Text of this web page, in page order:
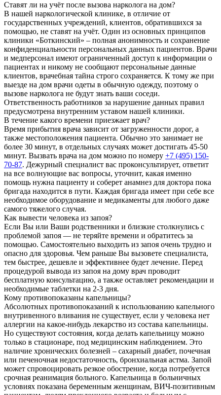
Ставят ли на учёт после вызова нарколога на дом?
В нашей наркологической клинике, в отличие от
государственных учреждений, клиентов, обратившихся за
помощью, не ставят на учёт. Один из основных принципов
клиники «Боткинский» – полная анонимность и сохранение
конфиденциальности персональных данных пациентов. Врачи
и медперсонал имеют ограниченный доступ к информации о
пациентах и никому не сообщают персональные данные
клиентов, врачебная тайна строго сохраняется. К тому же при
выезде на дом врачи одеты в обычную одежду, поэтому о
вызове нарколога не будут знать ваши соседи.
Ответственность работников за нарушение данных правил
предусмотрена внутренним уставом нашей клиники.
В течение какого времени приезжает врач?
Время прибытия врача зависит от загруженности дорог, а
также местоположения пациента. Обычно это занимает не
более 30 минут, в отдельных случаях может достигать 45-50
минут. Вызвать врача на дом можно по номеру +7 (495) 150-
70-87. Дежурный специалист вас проконсультирует, ответит
на все волнующие вас вопросы, уточнит, какая именно
помощь нужна пациенту и соберет анамнез для доктора пока
бригада находится в пути. Каждая бригада имеет при себе все
необходимое оборудование и медикаменты для любого даже
самого тяжелого случая.
Как вывести человека из запоя?
Если Вы или Ваши родственники и близкие столкнулись с
проблемой запоя — не теряйте времени и обратитесь за
помощью. Самостоятельно выходить из запоя очень трудно и
опасно для здоровья. Чем раньше Вы вызовете специалиста,
тем быстрее, дешевле и эффективнее будет лечение. Перед
процедурой вывода из запоя на дому врач проводит
бесплатную консультацию, а также оставляет рекомендации и
необходимые таблетки на 2-3 дня.
Кому противопоказаны капельницы?
Абсолютных противопоказаний к использованию капельного
внутривенного вливания не существует, если у человека нет
аллергии на какое-нибудь лекарство из состава капельницы.
Но существуют состояния, когда делать капельницу можно
только в стационаре, под медицинским наблюдением. Это
наличие хронических болезней – сахарный диабет, почечная
или печеночная недостаточность, бронхиальная астма. Запой
может спровоцировать резкое обострение, когда потребуется
срочная реанимация больного. Капельница в больничных
условиях показана беременным женщинам, ВИЧ-позитивным